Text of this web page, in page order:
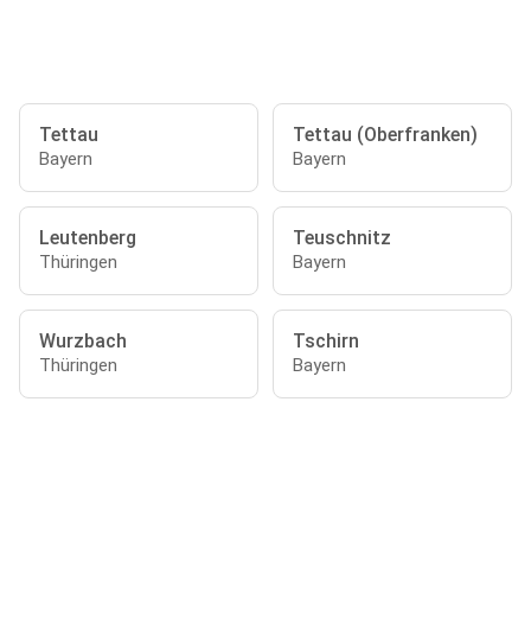
Tettau
Bayern
Tettau (Oberfranken)
Bayern
Leutenberg
Thüringen
Teuschnitz
Bayern
Wurzbach
Thüringen
Tschirn
Bayern